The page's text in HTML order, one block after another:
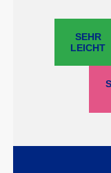
SEHR
LEICHT